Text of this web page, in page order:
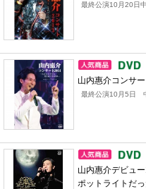
最終公演10月20日
山内惠介コンサ
最終公演10月5日
山内惠介デビュ
ポットライトだ